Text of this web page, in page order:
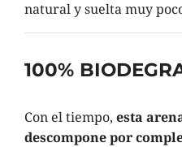
natural y suelta muy
100%
Con el tiempo, esta
descompone por